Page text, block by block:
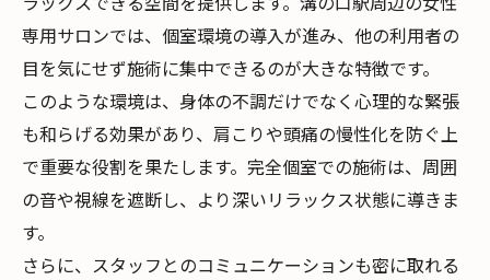
専用サロンでは、個室環境の導入が進み、他の利用者の
目を気にせず施術に集中できるのが大きな特徴です。
このような環境は、身体の不調だけでなく心理的な緊張
も和らげる効果があり、肩こりや頭痛の慢性化を防ぐ上
で重要な役割を果たします。完全個室での施術は、周囲
の音や視線を遮断し、より深いリラックス状態に導きま
す。
さらに、スタッフとのコミュニケーションも密に取れる